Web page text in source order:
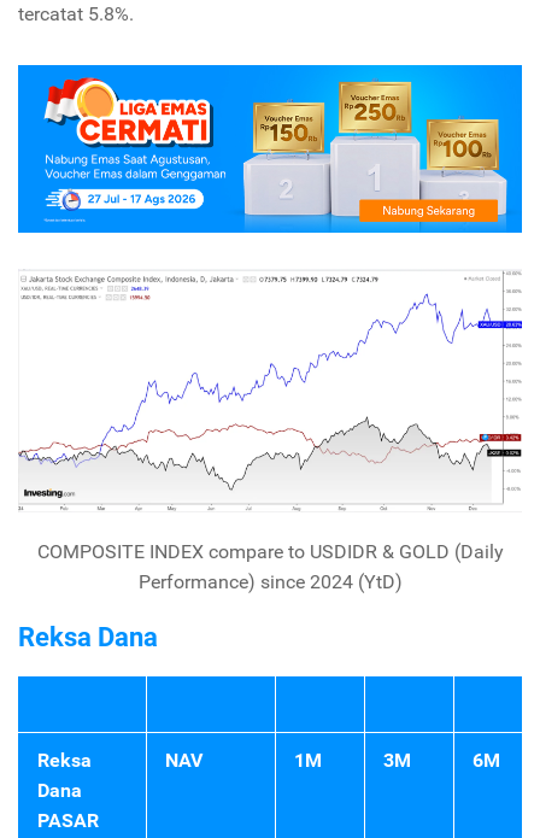
tercatat 5.8%.
COMPOSITE INDEX compare to USDIDR & GOLD (Daily
Performance) since 2024 (YtD)
Reksa Dana
Reksa
Dana
PASAR
NAV 1M 3M 6M